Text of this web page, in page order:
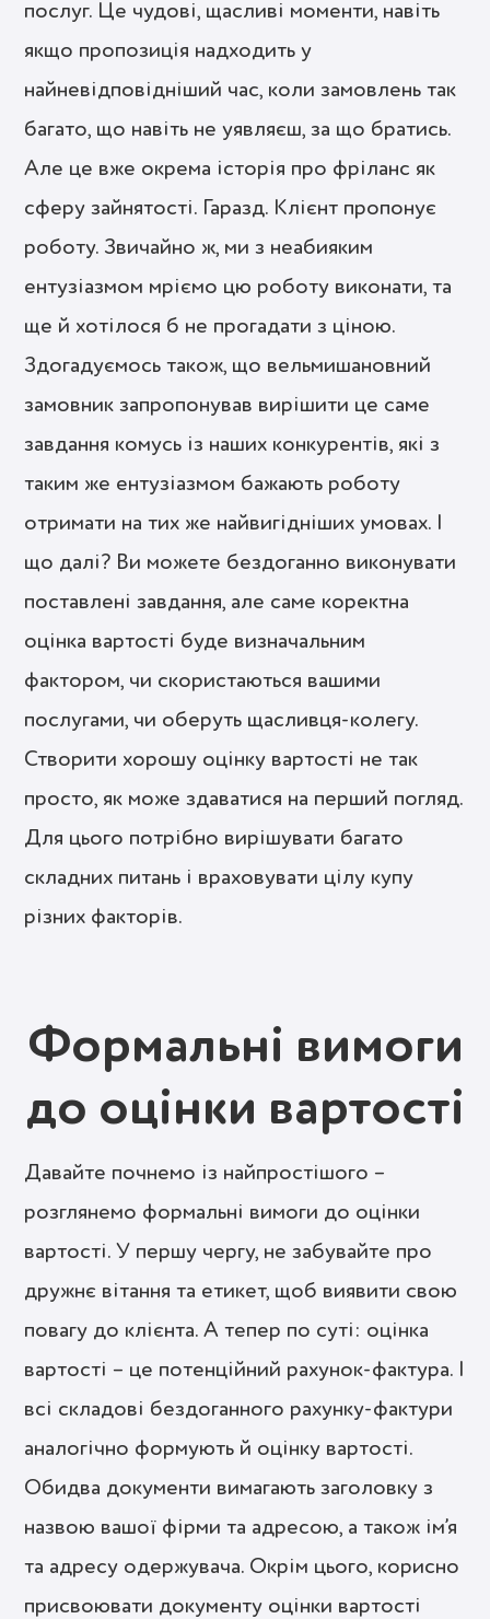
послуг. Це чудові, щасливі моменти, навіть
якщо пропозиція надходить у
найневідповідніший час, коли замовлень так
багато, що навіть не уявляєш, за що братись.
Але це вже окрема історія про фріланс як
сферу зайнятості. Гаразд. Клієнт пропонує
роботу. Звичайно ж, ми з неабияким
ентузіазмом мріємо цю роботу виконати, та
ще й хотілося б не прогадати з ціною.
Здогадуємось також, що вельмишановний
замовник запропонував вирішити це саме
завдання комусь із наших конкурентів, які з
таким же ентузіазмом бажають роботу
отримати на тих же найвигідніших умовах. І
що далі? Ви можете бездоганно виконувати
поставлені завдання, але саме коректна
оцінка вартості буде визначальним
фактором, чи скористаються вашими
послугами, чи оберуть щасливця-колегу.
Створити хорошу оцінку вартості не так
просто, як може здаватися на перший погляд.
Для цього потрібно вирішувати багато
складних питань і враховувати цілу купу
різних факторів.
Формальні вимоги
до оцінки вартості
Давайте почнемо із найпростішого –
розглянемо формальні вимоги до оцінки
вартості. У першу чергу, не забувайте про
дружнє вітання та етикет, щоб виявити свою
повагу до клієнта. А тепер по суті: оцінка
вартості – це потенційний рахунок-фактура. І
всі складові бездоганного рахунку-фактури
аналогічно формують й оцінку вартості.
Обидва документи вимагають заголовку з
назвою вашої фірми та адресою, а також ім’я
та адресу одержувача. Окрім цього, корисно
присвоювати документу оцінки вартості